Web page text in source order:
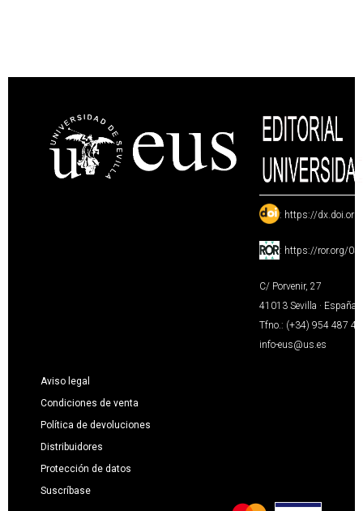
: https://
: https://ror.org/
C/ Porvenir, 27
41013 Sevilla · España
Tfno.: (+34) 954 487
info-eus@us.es
Aviso legal
Condiciones de venta
Política de devoluciones
Distribuidores
Protección de datos
Suscríbase